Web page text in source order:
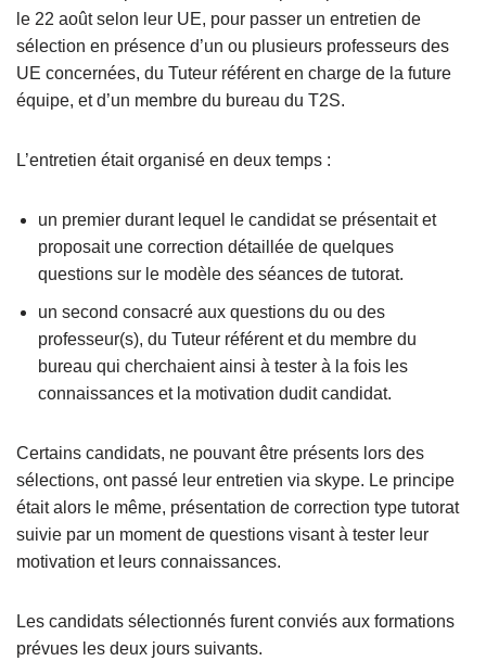
le 22 août selon leur UE, pour passer un entretien de
sélection en présence d’un ou plusieurs professeurs des
UE concernées, du Tuteur référent en charge de la future
équipe, et d’un membre du bureau du T2S.
L’entretien était organisé en deux temps :
un premier durant lequel le candidat se présentait et
proposait une correction détaillée de quelques
questions sur le modèle des séances de tutorat.
un second consacré aux questions du ou des
professeur(s), du Tuteur référent et du membre du
bureau qui cherchaient ainsi à tester à la fois les
connaissances et la motivation dudit candidat.
Certains candidats, ne pouvant être présents lors des
sélections, ont passé leur entretien via skype. Le principe
était alors le même, présentation de correction type tutorat
suivie par un moment de questions visant à tester leur
motivation et leurs connaissances.
Les candidats sélectionnés furent conviés aux formations
prévues les deux jours suivants.